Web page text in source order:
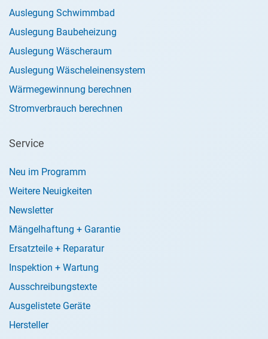
Auslegung Schwimmbad
Auslegung Baubeheizung
Auslegung Wäscheraum
Auslegung Wäscheleinensystem
Wärmegewinnung berechnen
Stromverbrauch berechnen
Service
Neu im Programm
Weitere Neuigkeiten
Newsletter
Mängelhaftung + Garantie
Ersatzteile + Reparatur
Inspektion + Wartung
Ausschreibungstexte
Ausgelistete Geräte
Hersteller